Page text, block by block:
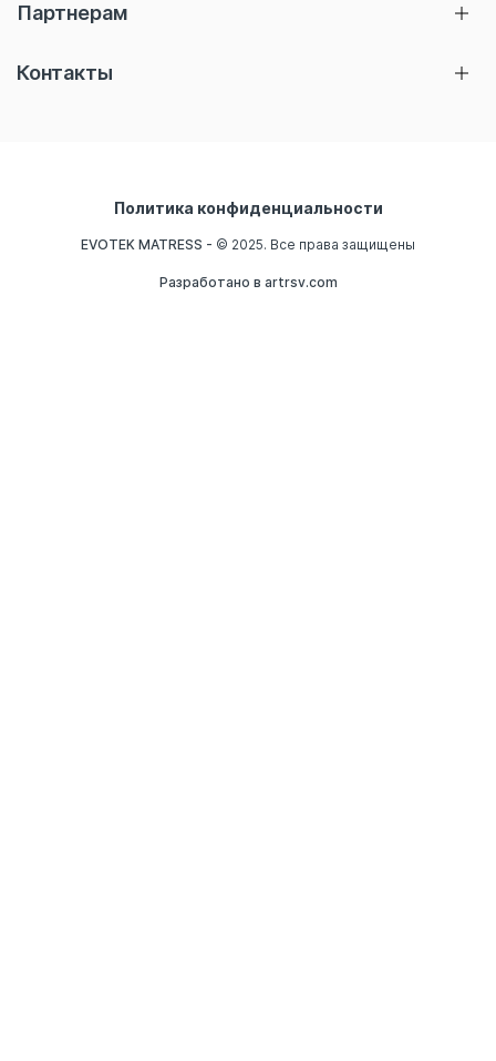
Топперы
Акции
Партнерам
Контакты
Политика конфиденциальности
EVOTEK MATRESS - © 2025. Все права защищены
Разработано в artrsv.com